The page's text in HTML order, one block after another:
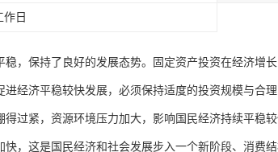
作日
稳，保持了良好的发展态势。固定资产投资在经济增
进经济平稳较快发展，必须保持适度的投资规模与合
过紧，资源环境压力加大，影响国民经济持续平稳较
快，这是国民经济和社会发展步入一个新阶段、消费